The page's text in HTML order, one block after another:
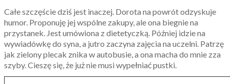
Całe szczęście dziś jest inaczej. Dorota na powrót odzyskuje
humor. Proponuję jej wspólne zakupy, ale ona biegnie na
przystanek. Jest umówiona z dietetyczką. Później idzie na
wywiadówkę do syna, a jutro zaczyna zajęcia na uczelni. Patrzę
jak zielony plecak znika w autobusie, a ona macha do mnie zza
szyby. Cieszę się, że już nie musi wypełniać pustki.